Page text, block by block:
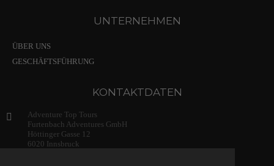
UNTERNEHMEN
ÜBER UNS
GESCHÄFTSFÜHRUNG
KONTAKTDATEN
Adventure Top Tours
Furtenbach Adventures GmbH
Höttinger Gasse 12
6020 Innsbruck